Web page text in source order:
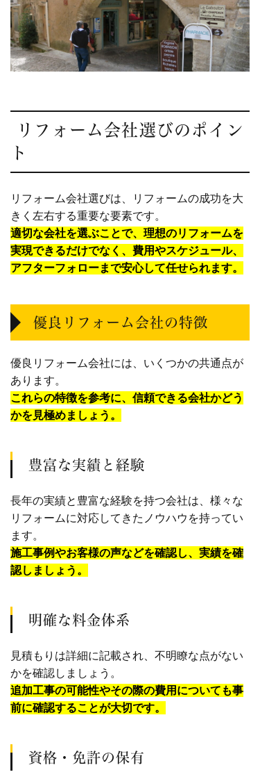
リフォーム会社選びのポイン
ト
リフォーム会社選びは、リフォームの成功を大
きく左右する重要な要素です。
適切な会社を選ぶことで、理想のリフォームを
実現できるだけでなく、費用やスケジュール、
アフターフォローまで安心して任せられます。
優良リフォーム会社の特徴
優良リフォーム会社には、いくつかの共通点が
あります。
これらの特徴を参考に、信頼できる会社かどう
かを見極めましょう。
豊富な実績と経験
長年の実績と豊富な経験を持つ会社は、様々な
リフォームに対応してきたノウハウを持ってい
ます。
施工事例やお客様の声などを確認し、実績を確
認しましょう。
明確な料金体系
見積もりは詳細に記載され、不明瞭な点がない
かを確認しましょう。
追加工事の可能性やその際の費用についても事
前に確認することが大切です。
資格・免許の保有